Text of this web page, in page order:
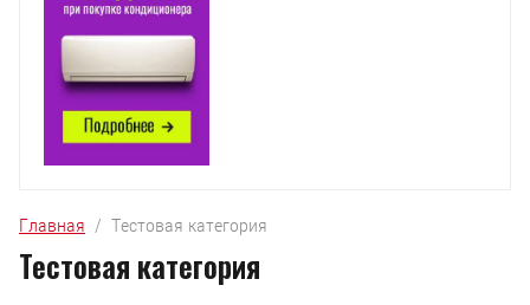
Главная
  /  Тестовая категория
Тестовая категория